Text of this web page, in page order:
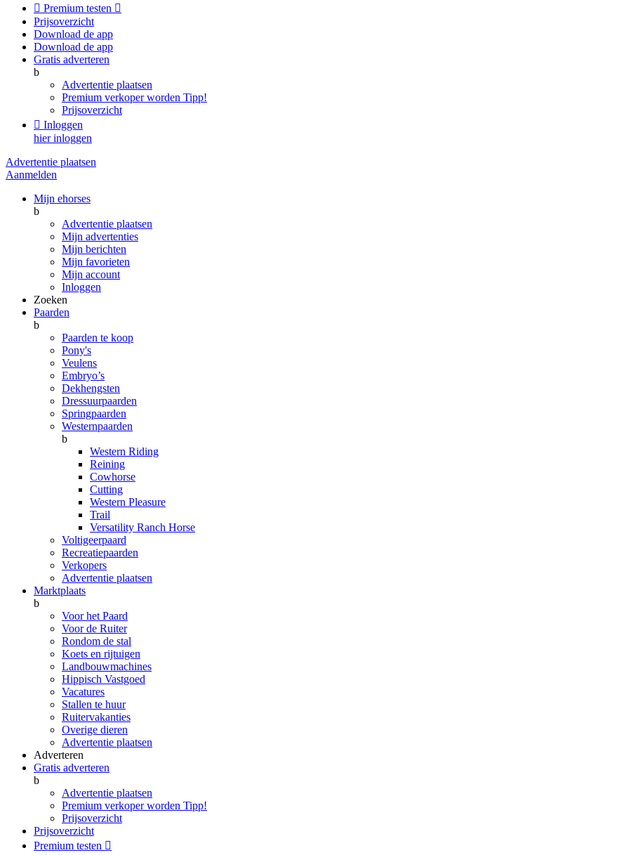
 Premium testen 
Prijsoverzicht
Download de app
Download de app
Gratis adverteren
b
Advertentie plaatsen
Premium verkoper worden Tipp!
Prijsoverzicht
 Inloggen
hier inloggen
Advertentie plaatsen
Aanmelden
Mijn ehorses
b
Advertentie plaatsen
Mijn advertenties
Mijn berichten
Mijn favorieten
Mijn account
Inloggen
Zoeken
Paarden
b
Paarden te koop
Pony's
Veulens
Embryo’s
Dekhengsten
Dressuurpaarden
Springpaarden
Westernpaarden
b
Western Riding
Reining
Cowhorse
Cutting
Western Pleasure
Trail
Versatility Ranch Horse
Voltigeerpaard
Recreatiepaarden
Verkopers
Advertentie plaatsen
Marktplaats
b
Voor het Paard
Voor de Ruiter
Rondom de stal
Koets en rijtuigen
Landbouwmachines
Hippisch Vastgoed
Vacatures
Stallen te huur
Ruitervakanties
Overige dieren
Advertentie plaatsen
Adverteren
Gratis adverteren
b
Advertentie plaatsen
Premium verkoper worden Tipp!
Prijsoverzicht
Prijsoverzicht
Premium testen 